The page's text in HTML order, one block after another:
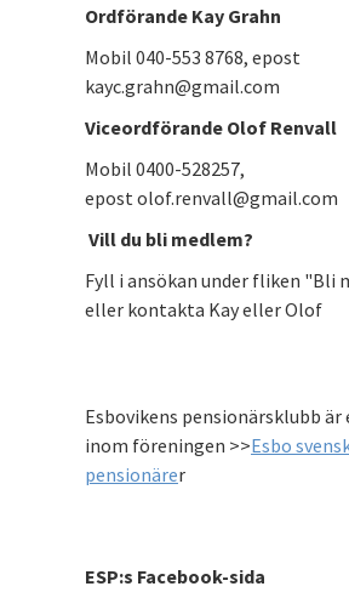
Ordförande Kay Grahn
Mobil 040-553 8768, epost
kayc.grahn@gmail.com
Viceordförande Olof Renvall
Mobil 0400-528257,
epost olof.renvall@gmail.com
Vill du bli medlem?
Fyll i ansökan under fliken "Bli
eller kontakta Kay eller Olof
Esbovikens pensionärsklubb är
inom föreningen >>Esbo
pensionärer
ESP:s Facebook-sida